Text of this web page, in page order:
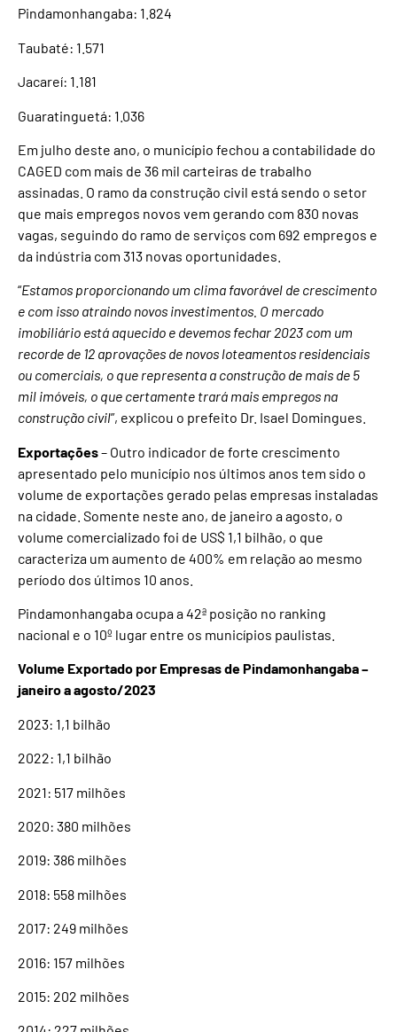
Pindamonhangaba: 1.824
Taubaté: 1.571
Jacareí: 1.181
Guaratinguetá: 1.036
Em julho deste ano, o município fechou a contabilidade do
CAGED com mais de 36 mil carteiras de trabalho
assinadas. O ramo da construção civil está sendo o setor
que mais empregos novos vem gerando com 830 novas
vagas, seguindo do ramo de serviços com 692 empregos e
da indústria com 313 novas oportunidades.
“Estamos proporcionando um clima favorável de crescimento
e com isso atraindo novos investimentos. O mercado
imobiliário está aquecido e devemos fechar 2023 com um
recorde de 12 aprovações de novos loteamentos residenciais
ou comerciais, o que representa a construção de mais de 5
mil imóveis, o que certamente trará mais empregos na
construção civil”, explicou o prefeito Dr. Isael Domingues.
Exportações– Outro indicador de forte crescimento
apresentado pelo município nos últimos anos tem sido o
volume de exportações gerado pelas empresas instaladas
na cidade. Somente neste ano, de janeiro a agosto, o
volume comercializado foi de US$ 1,1 bilhão, o que
caracteriza um aumento de 400% em relação ao mesmo
período dos últimos 10 anos.
Pindamonhangaba ocupa a 42ª posição no ranking
nacional e o 10º lugar entre os municípios paulistas.
Volume Exportado por Empresas de Pindamonhangaba –
janeiro a agosto/2023
2023: 1,1 bilhão
2022: 1,1 bilhão
2021: 517 milhões
2020: 380 milhões
2019: 386 milhões
2018: 558 milhões
2017: 249 milhões
2016: 157 milhões
2015: 202 milhões